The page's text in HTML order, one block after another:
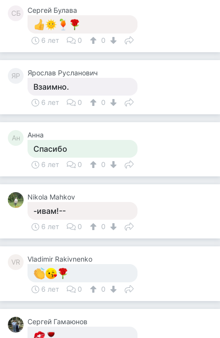
СБ Сергей Булава
6 лет 0 0
ЯР Ярослав Русланович
Взаимно.
6 лет 0 0
Ан Анна
Спасибо
6 лет 0 0
Nikola Mahkov
-ивам!--
6 лет 0 0
VR Vladimir Rakivnenko
6 лет 0 0
Сергей Гамаюнов